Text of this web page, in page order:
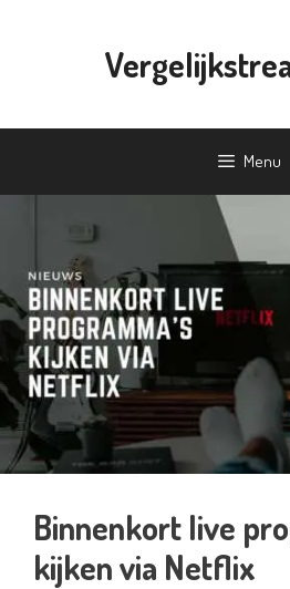
Menu
Binnenkort live
kijken via Netflix